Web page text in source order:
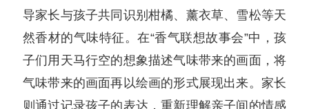
导家长与孩子共同识别柑橘、薰衣草、雪松等天
然香材的气味特征。在“香气联想故事会”中，孩
子们用天马行空的想象描述气味带来的画面，将
气味带来的画面再以绘画的形式展现出来。家长
则通过记录孩子的表达，重新理解亲子间的情感